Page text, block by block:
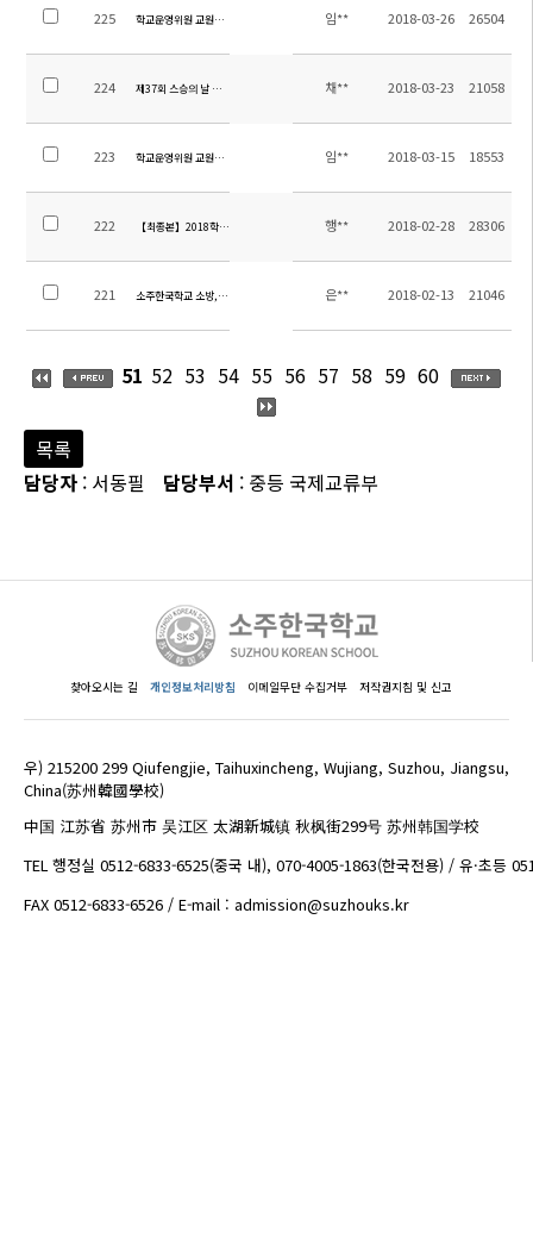
225 학교운영위원 교원위원 당선 공고 임** 2018-03-26 26504
224 제37회 스승의 날 유공 포상 계획 채** 2018-03-23 21058
223 학교운영위원 교원위원 선출공고 및 홍보 임** 2018-03-15 18553
222 【최종본】2018학년도 1학기 스쿨버스차량탑승자 명단
행** 2018-02-28 28306
221 소주한국학교 소방,보안,조경 관리 용역 입찰공고
은** 2018-02-13 21046
51 52 53 54 55 56 57 58 59 60
목록
담당자 : 서동필 담당부서 : 중등 국제교류부
찾아오시는 길 개인정보처리방침 이메일무단 수집거부 저작권지침 및 신고
우) 215200 299 Qiufengjie, Taihuxincheng, Wujiang, Suzhou, Jiangsu,
China(苏州韓國學校)
中国 江苏省 苏州市 吴江区 太湖新城镇 秋枫街299号 苏州韩国学校
TEL 행정실 0512-6833-6525(중국 내), 070-4005-1863(한국전용) / 유·초등
FAX 0512-6833-6526 / E-mail : admission@suzhouks.kr